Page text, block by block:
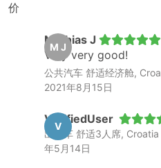
交距离，对疫情敏感的人
出租车有高度的灵活性
也可以在中途休息或用
行进，而不一定要走最
加费在内的所有费用。
预期而让人不快。
出租车可以把旅客送达
M J
Mathias J
Very very good!
公共汽车 舒适经济舱,
2021年8月15日
V
VerifiedUser
出租车 舒适3人席,
年5月14日
价